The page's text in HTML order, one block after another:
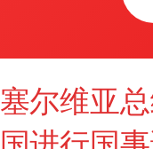
塞尔维亚